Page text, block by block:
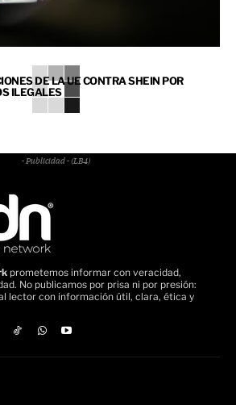
DE LA UE CONTRA SHEIN POR
ILEGALES
- Publicidad - (LB4)
prometemos informar con veracidad,
No publicamos por prisa ni por presión:
lector con información útil, clara, ética y